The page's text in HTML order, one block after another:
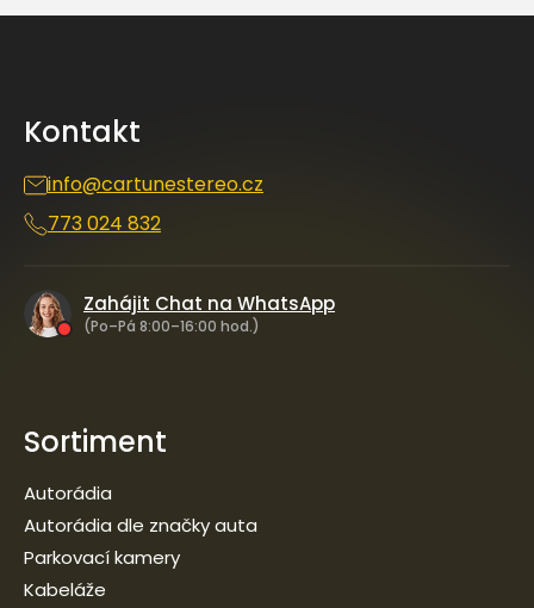
Kontakt
info@cartunestereo.cz
773 024 832
Zahájit Chat na WhatsApp
(Po–Pá 8:00–16:00 hod.)
Sortiment
Autorádia
Autorádia dle značky auta
Parkovací kamery
Kabeláže